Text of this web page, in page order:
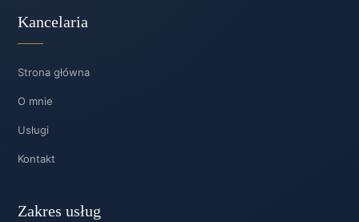
Kancelaria
Strona główna
O mnie
Usługi
Kontakt
Zakres usług